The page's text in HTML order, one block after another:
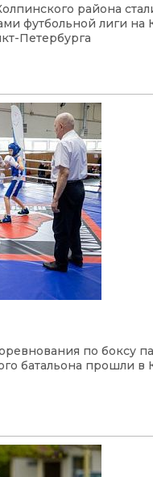
района
футбольной лиги на
Петербурга
по боксу
батальона прошли в